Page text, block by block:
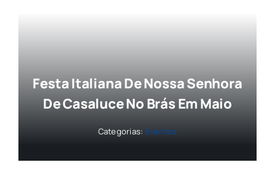
Festa Italiana De Nossa Senhora
De Casaluce No Brás Em Maio
Categorias: Eventos